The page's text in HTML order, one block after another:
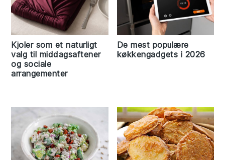
Kjoler som et naturligt
valg til middagsaftener
og sociale
arrangementer
De mest populære
køkkengadgets i 2026